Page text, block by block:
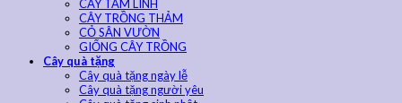
CÂY TÂM LINH
CÂY TRỒNG THẢM
CỎ SÂN VƯỜN
GIỐNG CÂY TRỒNG
Cây quà tặng
Cây quà tặng ngày lễ
Cây quà tặng người yêu